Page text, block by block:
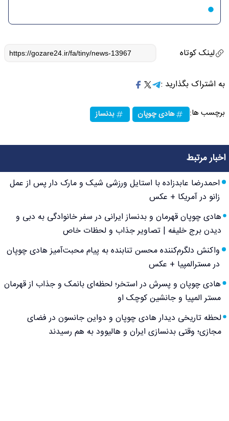
لینک کوتاه
به اشتراک بگذارید :
برچسب ها: هادی چوپان بدنساز
اخبار مرتبط
احمدرضا عابدزاده با استایل ورزشی شیک و مارک دار پس از عمل
زانو در آمریکا + عکس
هادی چوپان قهرمان و بدنساز ایرانی در سفر خانوادگی به دبی و
دیدن برج خلیفه | تصاویر جذاب و لحظات خاص
واکنش دلگرم‌کننده محسن تنابنده به پیام محبت‌آمیز هادی چوپان
در مسترالمپیا + عکس
هادی چوپان و پسرش در استخر؛ لحظه‌ای بانمک و جذاب از قهرمان
مستر المپیا و جانشین کوچک او
لحظه تاریخی دیدار هادی چوپان و دواین جانسون در فضای
مجازی؛ وقتی بدنسازی ایران و هالیوود به هم رسیدند